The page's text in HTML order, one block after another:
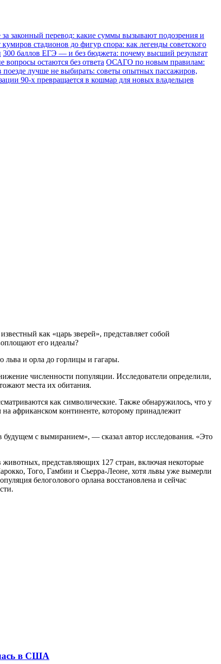
за законный перевод: какие суммы вызывают подозрения и
стадионов до фигур спора: как легенды советского
300 баллов ЕГЭ — и без бюджета: почему высший результат
вопросы остаются без ответа ОСАГО по новым правилам:
поезде лучше не выбирать: советы опытных пассажиров,
90-х превращается в кошмар для новых владельцев
как «царь зверей», представляет собой
его идеалы?
и орла до горлицы и гагары.
численности популяции. Исследователи определили,
места их обитания.
как символические. Также обнаружилось, что у
африканском континенте, которому принадлежит
с вымиранием», — сказал автор исследования. «Это
представляющих 127 стран, включая некоторые
Того, Гамбии и Сьерра-Леоне, хотя львы уже вымерли
белоголового орлана восстановлена и сейчас
в США